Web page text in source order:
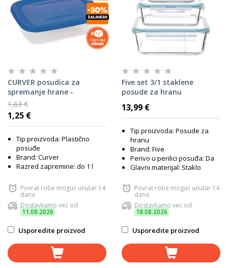
CURVER posudica za
spremanje hrane -
FRESH&GO, 0.5L
1,63 €
1,25 €
Tip proizvoda: Plastično
posuđe
Brand: Curver
Razred zapremine: do 1 l
Povrat robe moguć unutar 14
dana
Dostavljamo već od
11.08.2026
Usporedite proizvod
Five set 3/1 staklene
posude za hranu
13,99 €
Tip proizvoda: Posude za
hranu
Brand: Five
Perivo u perilici posuđa: Da
Glavni materijal: Staklo
Povrat robe moguć unutar 14
dana
Dostavljamo već od
18.08.2026
Usporedite proizvod